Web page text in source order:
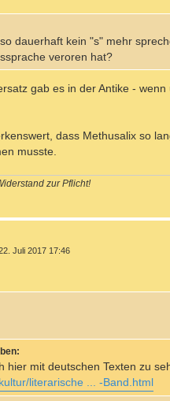
dauerhaft kein "s" mehr
veroren hat?
gab es in der Antike -
dass Methusalix so
musste.
zur Pflicht!
Juli 2017 17:46
hier mit deutschen Texten zu
literarische ... -Band.html